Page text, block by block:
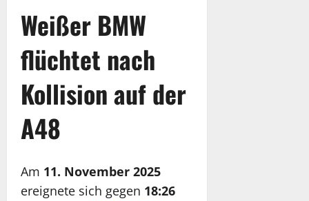
Weißer BMW
flüchtet nach
Kollision auf der
A48
Am 11. November 2025
ereignete sich gegen 18:26